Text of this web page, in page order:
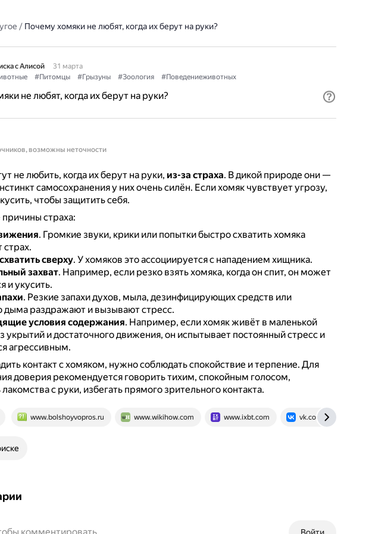
/ Почему хомяки не любят, когда их берут на руки?
с Алисой
31 марта
#Питомцы #Грызуны #Зоология #Поведениеживотных
не любят, когда их берут на руки?
возможны неточности
не любить, когда их берут на руки, из-за страха. В дикой природе они —
самосохранения у них очень силён. Если хомяк чувствует угрозу,
чтобы защитить себя.
страха:
. Громкие звуки, крики или попытки быстро схватить хомяка
сверху. У хомяков это ассоциируется с нападением хищника.
захват. Например, если резко взять хомяка, когда он спит, он может
и укусить.
. Резкие запахи духов, мыла, дезинфицирующих средств или
дыма раздражают и вызывают стресс.
условия содержания. Например, если хомяк живёт в маленькой
укрытий и достаточного движения, он испытывает постоянный стресс и
агрессивным.
контакт с хомяком, нужно соблюдать спокойствие и терпение. Для
доверия рекомендуется говорить тихим, спокойным голосом,
лакомства с руки, избегать прямого зрительного контакта.
www.bolshoyvopros.ru www.wikihow.com www.ixbt.com vk.com